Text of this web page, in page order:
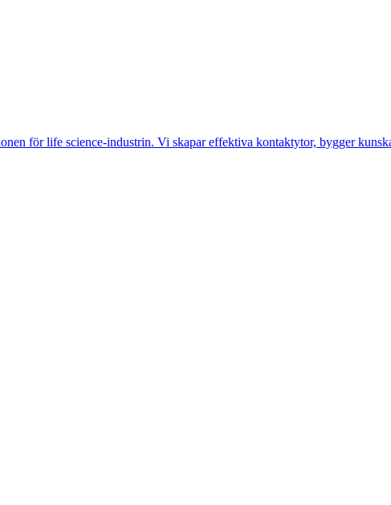
för life science-industrin. Vi skapar effektiva kontaktytor, bygger